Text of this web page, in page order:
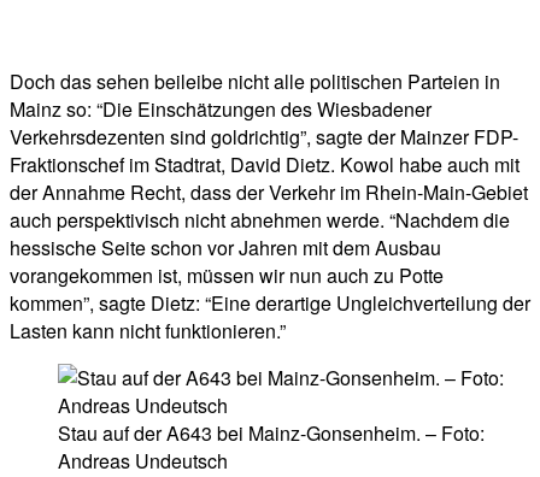
Doch das sehen beileibe nicht alle politischen Parteien in
Mainz so: “Die Einschätzungen des Wiesbadener
Verkehrsdezenten sind goldrichtig”, sagte der Mainzer FDP-
Fraktionschef im Stadtrat, David Dietz. Kowol habe auch mit
der Annahme Recht, dass der Verkehr im Rhein-Main-Gebiet
auch perspektivisch nicht abnehmen werde. “Nachdem die
hessische Seite schon vor Jahren mit dem Ausbau
vorangekommen ist, müssen wir nun auch zu Potte
kommen”, sagte Dietz: “Eine derartige Ungleichverteilung der
Lasten kann nicht funktionieren.”
Stau auf der A643 bei Mainz-Gonsenheim. – Foto:
Andreas Undeutsch